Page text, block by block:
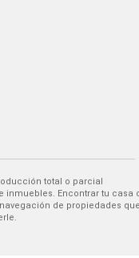
total o parcial
de propiedades